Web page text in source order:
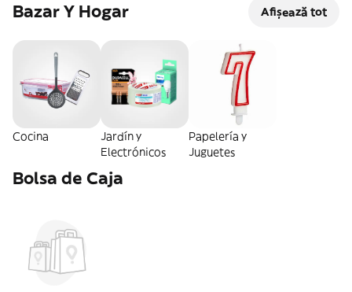
Bazar Y Hogar Afișează tot
Cocina
Jardín y
Electrónicos
Papelería y
Juguetes
Bolsa de Caja